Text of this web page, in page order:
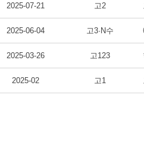
2025-07-21 고2
2025-06-04 고3·N수
2025-03-26 고123
2025-02 고1